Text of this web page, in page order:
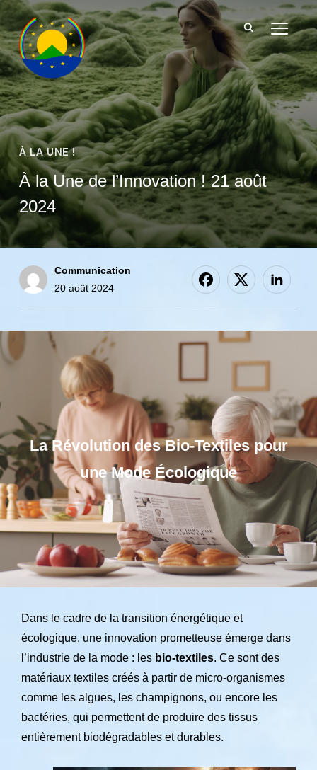
À LA UNE !
À la Une de l’Innovation ! 21 août
2024
Communication
20 août 2024
La Révolution des Bio-Textiles pour
une Mode Écologique
Dans le cadre de la transition énergétique et
écologique, une innovation prometteuse émerge dans
l’industrie de la mode : les bio-textiles. Ce sont des
matériaux textiles créés à partir de micro-organismes
comme les algues, les champignons, ou encore les
bactéries, qui permettent de produire des tissus
entièrement biodégradables et durables.